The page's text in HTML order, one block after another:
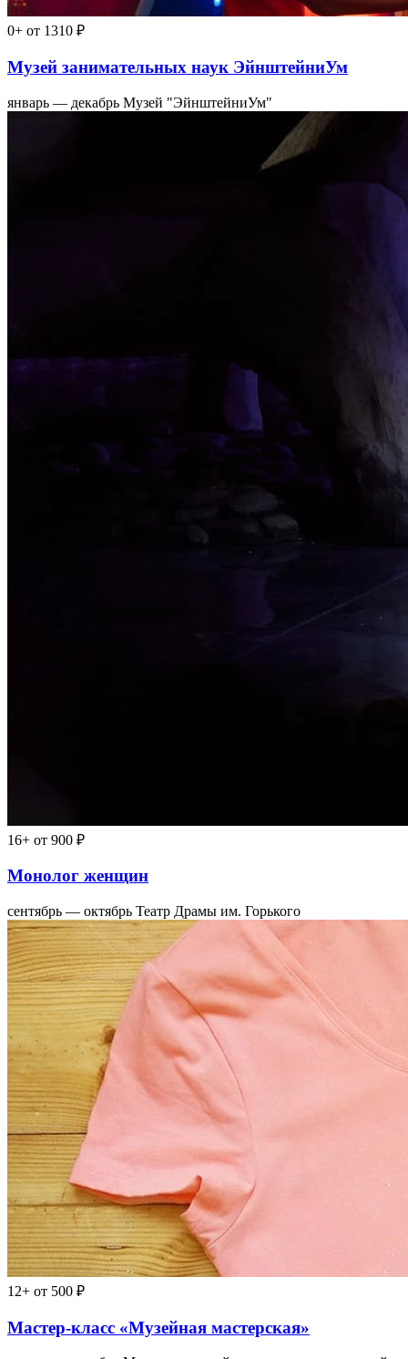
0+ от 1310 ₽
Музей занимательных наук ЭйнштейниУм
январь — декабрь Музей "ЭйнштейниУм"
16+ от 900 ₽
Монолог женщин
сентябрь — октябрь Театр Драмы им. Горького
12+ от 500 ₽
Мастер-класс «Музейная мастерская»